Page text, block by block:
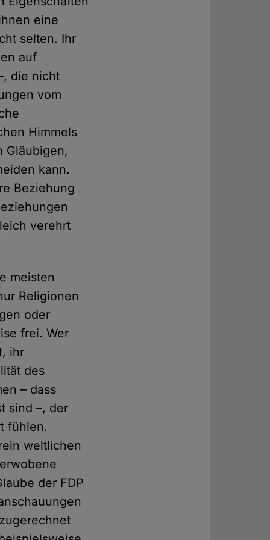
eine
selten. Ihr
auf
die nicht
vom
Himmels
Gläubigen,
kann.
Beziehung
verehrt
meisten
Religionen
oder
frei. Wer
ihr
des
– dass
sind –, der
fühlen.
weltlichen
der FDP